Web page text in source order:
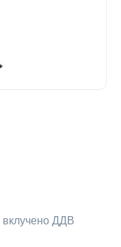
вклучено ДДВ